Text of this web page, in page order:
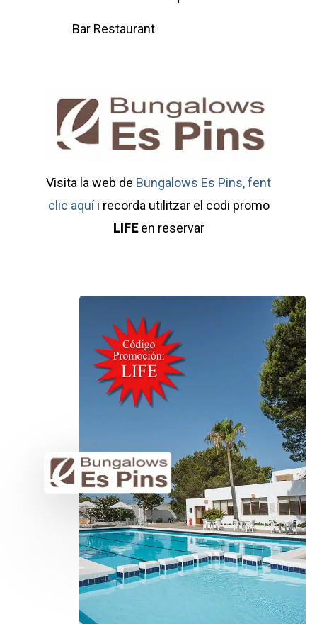
Bar Restaurant
Visita la web de Bungalows Es Pins, fent
clic aquíi recorda utilitzar el codi promo
LIFEen reservar